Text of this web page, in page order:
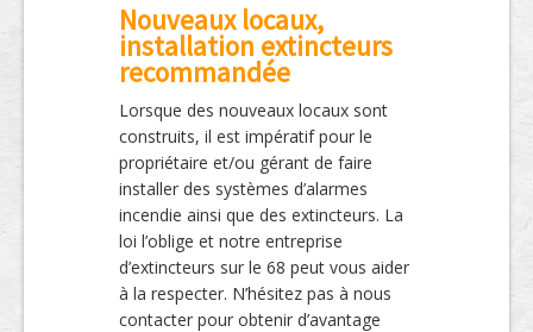
Nouveaux locaux,
installation extincteurs
recommandée
Lorsque des nouveaux locaux sont
construits, il est impératif pour le
propriétaire et/ou gérant de faire
installer des systèmes d’alarmes
incendie ainsi que des extincteurs. La
loi l’oblige et notre entreprise
d’extincteurs sur le 68 peut vous aider
à la respecter. N’hésitez pas à nous
contacter pour obtenir d’avantage